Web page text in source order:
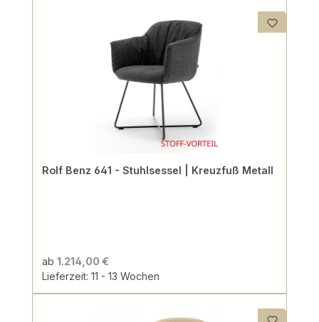
Rolf Benz 641 - Stuhlsessel | Kreuzfuß Metall
ab 1.214,00 €
Lieferzeit: 11 - 13 Wochen